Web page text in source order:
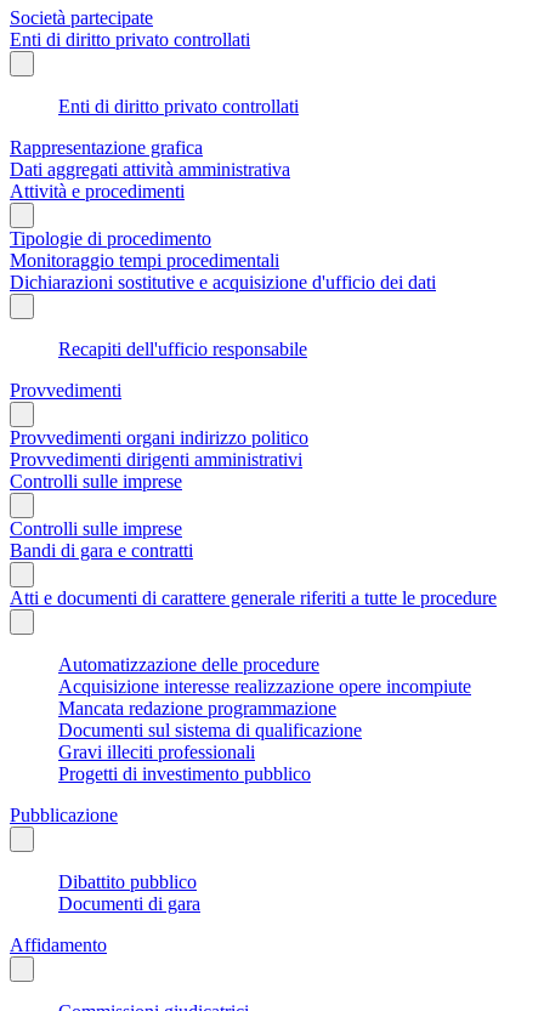
Società partecipate
Enti di diritto privato controllati
Enti di diritto privato controllati
Rappresentazione grafica
Dati aggregati attività amministrativa
Attività e procedimenti
Tipologie di procedimento
Monitoraggio tempi procedimentali
Dichiarazioni sostitutive e acquisizione d'ufficio dei dati
Recapiti dell'ufficio responsabile
Provvedimenti
Provvedimenti organi indirizzo politico
Provvedimenti dirigenti amministrativi
Controlli sulle imprese
Controlli sulle imprese
Bandi di gara e contratti
Atti e documenti di carattere generale riferiti a tutte le procedure
Automatizzazione delle procedure
Acquisizione interesse realizzazione opere incompiute
Mancata redazione programmazione
Documenti sul sistema di qualificazione
Gravi illeciti professionali
Progetti di investimento pubblico
Pubblicazione
Dibattito pubblico
Documenti di gara
Affidamento